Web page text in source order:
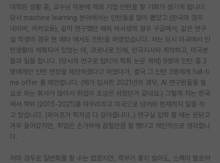
대학원 생활 중, 교수님 덕분에 해외 기업 인턴을 할 기회가 생기게 됩니다.
당시 machine learning 분야에서는 인턴들을 많이 뽑았고 (한국의 경우
네이버, 카카오등), 같이 연구했던 해외 박사생의 경우 구글에서, 같은 연구
실 학생의 경우 현 메타 에서도 인턴을 하였었습니다. 저는 당시 미국에서 인
턴생활이 계획되어 있었는 데, 코로나로 인해, 한국지사와 계약하고, 미국분
들과 일을 합니다. (당시의 연구로 탑티어 학회 논문 게제) 9명의 인턴 중 3
명에게만 인턴 연장을 제안하겠다고 하였다가, 결국 그 인턴 3명에게 full-ti
me offer 를 제안합니다. (제가 입사한 2021년의 경우, AI 연구원들을 필
요로 하는 회사가 많아서 취업이 조금은 쉬웠던거 같네요.) 그렇게 저는 한국
에서 학위 (2015-2021)를 마무리하고 미국으로 넘어와 현재까지 일을 하
고 있습니다. (와이프가 학자금 다 갚아줍니다..) 연구실 입학 할 때는 문닫고
겨우 들어갔지만, 취업은 손가락에 꼽힐만큼 잘 했다고 개인적으로 생각합니
다.
저의 경우로 일반화를 할 수는 없겠지만, 학부가 좋지 않아도, 스펙이 별로여